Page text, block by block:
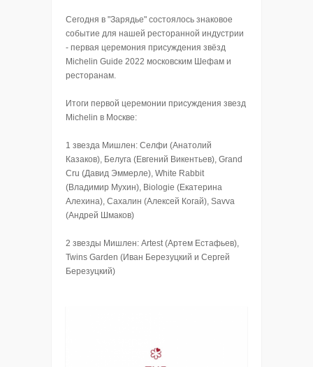
Сегодня в "Зарядье" состоялось знаковое
событие для нашей ресторанной индустрии
- первая церемония присуждения звёзд
Michelin Guide 2022 московским Шефам и
ресторанам.
Итоги первой церемонии присуждения звезд
Michelin в Москве:
1 звезда Мишлен: Селфи (Анатолий
Казаков), Белуга (Евгений Викентьев), Grand
Cru (Давид Эммерле), White Rabbit
(Владимир Мухин), Biologie (Екатерина
Алехина), Сахалин (Алексей Когай), Savva
(Андрей Шмаков)
2 звезды Мишлен: Artest (Артем Естафьев),
Twins Garden (Иван Березуцкий и Сергей
Березуцкий)